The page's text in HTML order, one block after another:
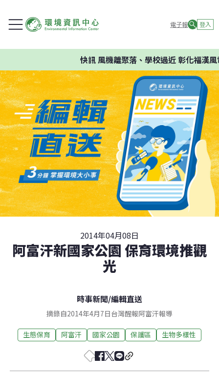
電子報 登入
快訊風機離聚落、學校過近 彰化福漢風
2014年04月08日
阿富汗新國家公園 保育環境推觀
光
時事新聞/編輯直送
摘錄自2014年4月7日台灣醒報阿富汗報導
生態保育 阿富汗 國家公園 保護區 生物多樣性